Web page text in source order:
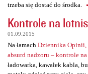
trzeba się dostać do środka.
Kontrole na
01.09.2015
Na łamach Dziennika Opinii,
absurd nadzoru – kontrole
ładowarka, kawałek kabla,